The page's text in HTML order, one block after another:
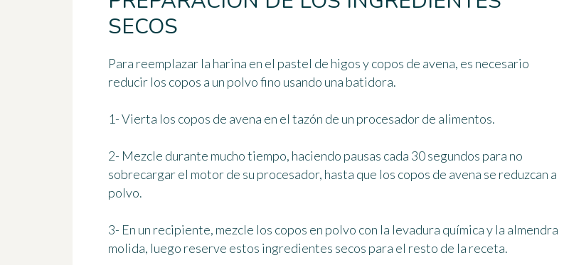
SECOS
Para reemplazar la harina en el pastel de higos y copos de avena, es necesario
reducir los copos a un polvo fino usando una batidora.
1- Vierta los copos de avena en el tazón de un procesador de alimentos.
2- Mezcle durante mucho tiempo, haciendo pausas cada 30 segundos para no
sobrecargar el motor de su procesador, hasta que los copos de avena se reduzcan a
polvo.
3- En un recipiente, mezcle los copos en polvo con la levadura química y la almendra
molida, luego reserve estos ingredientes secos para el resto de la receta.